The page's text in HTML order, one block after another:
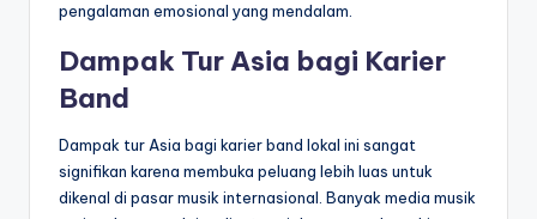
pengalaman emosional yang mendalam.
Dampak Tur Asia bagi Karier
Band
Dampak tur Asia bagi karier band lokal ini sangat
signifikan karena membuka peluang lebih luas untuk
dikenal di pasar musik internasional. Banyak media musik